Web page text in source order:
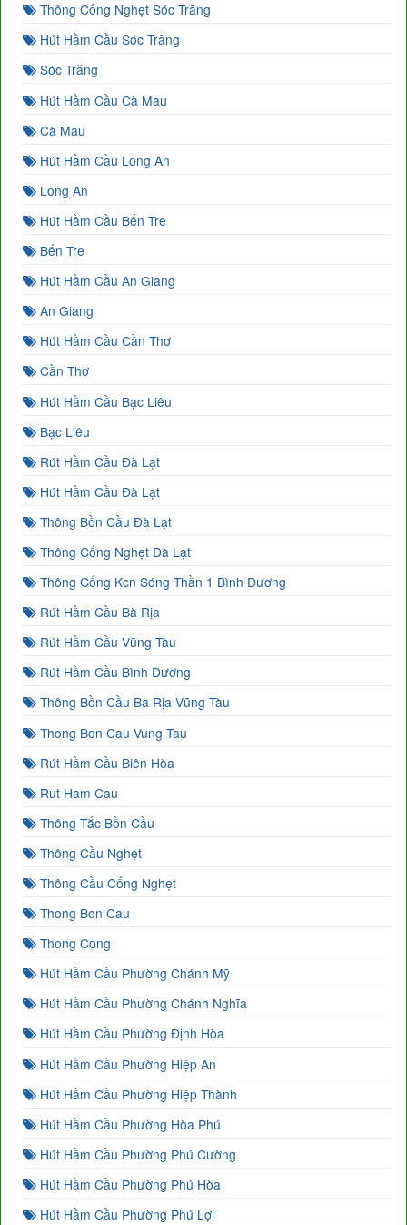
Thông Cống Nghẹt Sóc Trăng
Hút Hầm Cầu Sóc Trăng
Sóc Trăng
Hút Hầm Cầu Cà Mau
Cà Mau
Hút Hầm Cầu Long An
Long An
Hút Hầm Cầu Bến Tre
Bến Tre
Hút Hầm Cầu An Giang
An Giang
Hút Hầm Cầu Cần Thơ
Cần Thơ
Hút Hầm Cầu Bạc Liêu
Bạc Liêu
Rút Hầm Cầu Đà Lạt
Hút Hầm Cầu Đà Lạt
Thông Bồn Cầu Đà Lạt
Thông Cống Nghẹt Đà Lạt
Thông Cống Kcn Sóng Thần 1 Bình Dương
Rút Hầm Cầu Bà Rịa
Rút Hầm Cầu Vũng Tàu
Rút Hầm Cầu Bình Dương
Thông Bồn Cầu Ba Rịa Vũng Tàu
Thong Bon Cau Vung Tau
Rút Hầm Cầu Biên Hòa
Rut Ham Cau
Thông Tắc Bồn Cầu
Thông Cầu Nghẹt
Thông Cầu Cống Nghẹt
Thong Bon Cau
Thong Cong
Hút Hầm Cầu Phường Chánh Mỹ
Hút Hầm Cầu Phường Chánh Nghĩa
Hút Hầm Cầu Phường Định Hòa
Hút Hầm Cầu Phường Hiệp An
Hút Hầm Cầu Phường Hiệp Thành
Hút Hầm Cầu Phường Hòa Phú
Hút Hầm Cầu Phường Phú Cường
Hút Hầm Cầu Phường Phú Hòa
Hút Hầm Cầu Phường Phú Lợi